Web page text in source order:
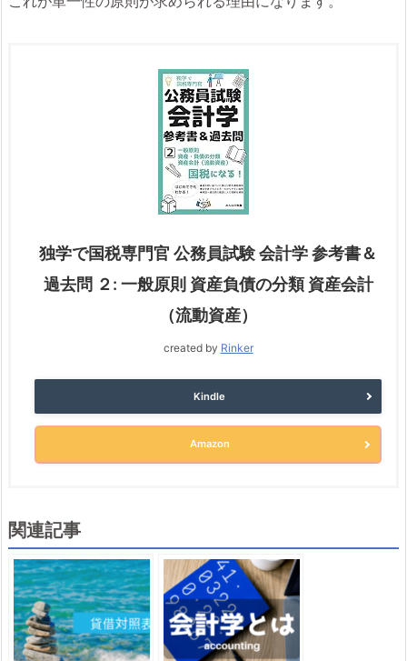
独学で国税専門官 公務員試験 会計学 参考書＆
過去問 ２: 一般原則 資産負債の分類 資産会計
（流動資産）
created by Rinker
Kindle
Amazon
関連記事